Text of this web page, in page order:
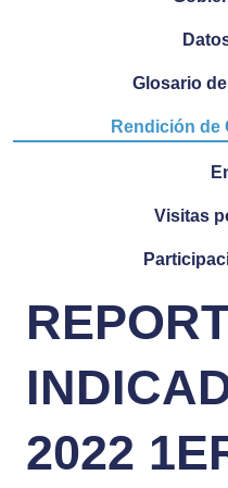
Glosario
Rendición de
Visitas
2022